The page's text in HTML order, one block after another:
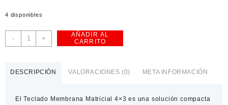
4 disponibles
-
Teclado
Membrana
Precisión
+
AÑADIR AL
CARRITO
DESCRIPCIÓN VALORACIONES (0) META INFORMACIÓN
ElTeclado Membrana Matricial 4×3 es una solución compacta